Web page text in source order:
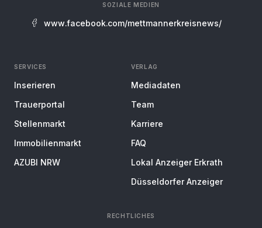
SOZIALE MEDIEN
www.facebook.com/mettmannerkreisnews/
SERVICES
Inserieren
Trauerportal
Stellenmarkt
Immobilienmarkt
AZUBI NRW
VERLAG
Mediadaten
Team
Karriere
FAQ
Lokal Anzeiger Erkrath
Düsseldorfer Anzeiger
RECHTLICHES